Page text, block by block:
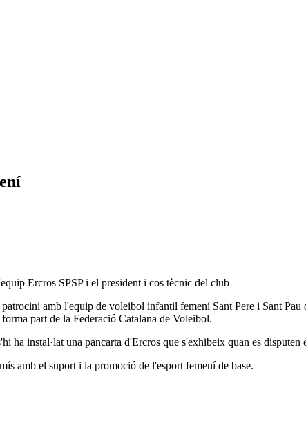
Ercros SPSP i el president i cos tècnic del club
amb l'equip de voleibol infantil femení Sant Pere i Sant
part de la Federació Catalana de Voleibol.
ha instal·lat una pancarta d'Ercros que s'exhibeix quan es
amb el suport i la promoció de l'esport femení de base.